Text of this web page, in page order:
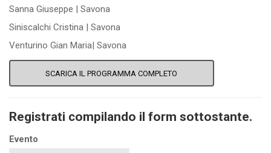
Sanna Giuseppe | Savona
Siniscalchi Cristina | Savona
Venturino Gian Maria| Savona
SCARICA IL PROGRAMMA COMPLETO
Registrati compilando il form sottostante.
Evento